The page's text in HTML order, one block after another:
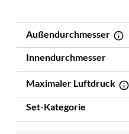
Außendurchmesser
Innendurchmesser
Maximaler Luftdruck
Set-Kategorie